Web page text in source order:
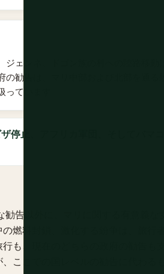
ジェンネ、ドゴン族の村への陸路移動
勧告は、マリ中部および北部を通る
ています。
停止、アフリカ軍団、そしてバマ
告以外に、マリに関する有意義
燃料封鎖、激化する紛争は、旅行
も、現在のどちらの政府の勧告も
ここでの国レベルの勧告に代わる